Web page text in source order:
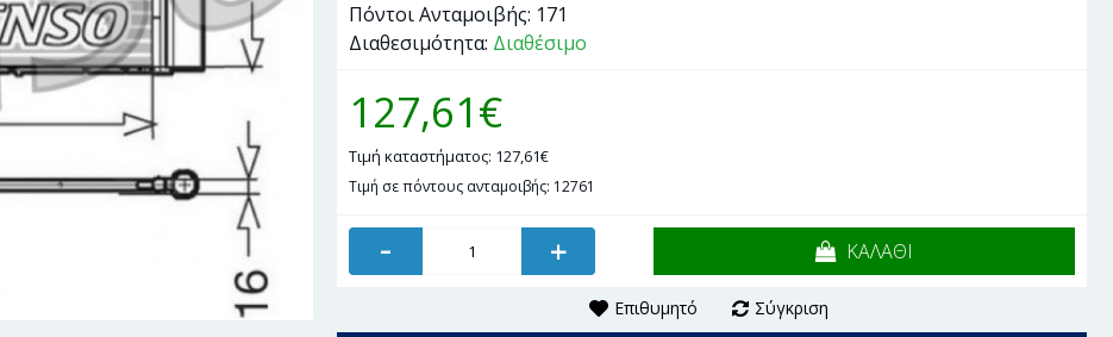
Πόντοι Ανταμοιβής: 171
Διαθεσιμότητα: Διαθέσιμο
127,61€
Τιμή καταστήματος: 127,61€
Τιμή σε πόντους ανταμοιβής: 12761
- + ΚΑΛΑΘΙ
Επιθυμητό Σύγκριση